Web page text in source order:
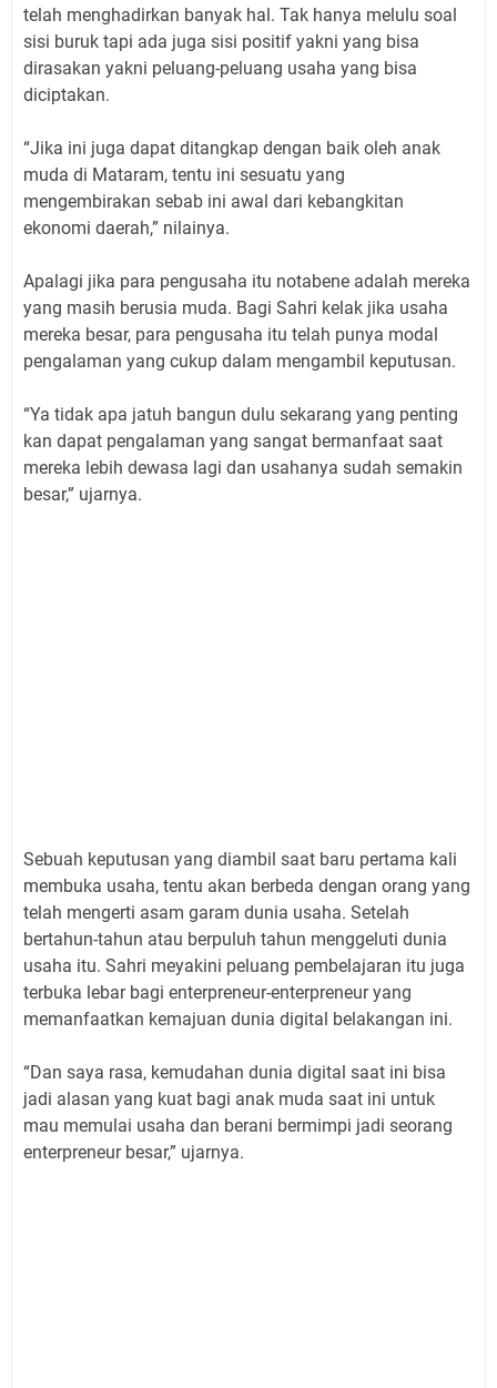
telah menghadirkan banyak hal. Tak hanya melulu soal
sisi buruk tapi ada juga sisi positif yakni yang bisa
dirasakan yakni peluang-peluang usaha yang bisa
diciptakan.
“Jika ini juga dapat ditangkap dengan baik oleh anak
muda di Mataram, tentu ini sesuatu yang
mengembirakan sebab ini awal dari kebangkitan
ekonomi daerah,” nilainya.
Apalagi jika para pengusaha itu notabene adalah mereka
yang masih berusia muda. Bagi Sahri kelak jika usaha
mereka besar, para pengusaha itu telah punya modal
pengalaman yang cukup dalam mengambil keputusan.
“Ya tidak apa jatuh bangun dulu sekarang yang penting
kan dapat pengalaman yang sangat bermanfaat saat
mereka lebih dewasa lagi dan usahanya sudah semakin
besar,” ujarnya.
Sebuah keputusan yang diambil saat baru pertama kali
membuka usaha, tentu akan berbeda dengan orang yang
telah mengerti asam garam dunia usaha. Setelah
bertahun-tahun atau berpuluh tahun menggeluti dunia
usaha itu. Sahri meyakini peluang pembelajaran itu juga
terbuka lebar bagi enterpreneur-enterpreneur yang
memanfaatkan kemajuan dunia digital belakangan ini.
“Dan saya rasa, kemudahan dunia digital saat ini bisa
jadi alasan yang kuat bagi anak muda saat ini untuk
mau memulai usaha dan berani bermimpi jadi seorang
enterpreneur besar,” ujarnya.